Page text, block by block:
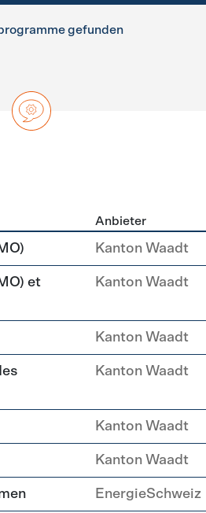
gefunden
Anbieter
Kanton Waadt
et
Kanton Waadt
Kanton Waadt
Kanton Waadt
Kanton Waadt
Kanton Waadt
EnergieSchweiz